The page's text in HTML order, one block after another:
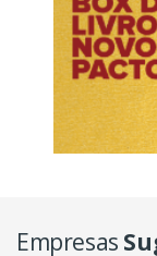
Empresas